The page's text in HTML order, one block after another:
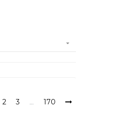

2 3 … 170